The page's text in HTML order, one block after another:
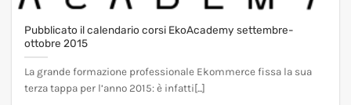
Pubblicato il calendario corsi EkoAcademy settembre-
ottobre 2015
La grande formazione professionale Ekommerce fissa la sua
terza tappa per l’anno 2015: è infatti[...]